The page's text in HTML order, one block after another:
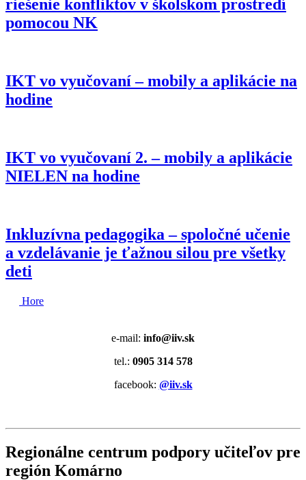
riešenie konfliktov v školskom prostredí
pomocou NK
IKT vo vyučovaní – mobily a aplikácie na
hodine
IKT vo vyučovaní 2. – mobily a aplikácie
NIELEN na hodine
Inkluzívna pedagogika – spoločné učenie
a vzdelávanie je ťažnou silou pre všetky
deti
Hore
e-mail: info@iiv.sk
tel.: 0905 314 578
facebook: @iiv.sk
Regionálne centrum podpory učiteľov pre
región Komárno